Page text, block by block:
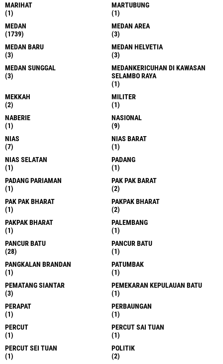
MARIHAT
(1)
MARTUBUNG
(1)
MEDAN
(1739)
MEDAN AREA
(3)
MEDAN BARU
(3)
MEDAN HELVETIA
(3)
MEDAN SUNGGAL
(3)
MEDANKERICUHAN DI KAWASAN
SELAMBO RAYA
(1)
MEKKAH
(2)
MILITER
(1)
NABERIE
(1)
NASIONAL
(9)
NIAS
(7)
NIAS BARAT
(1)
NIAS SELATAN
(1)
PADANG
(1)
PADANG PARIAMAN
(1)
PAK PAK BARAT
(2)
PAK PAK BHARAT
(1)
PAKPAK BHARAT
(2)
PAKPAK BHARAT
(1)
PALEMBANG
(1)
PANCUR BATU
(28)
PANCUR BATU
(1)
PANGKALAN BRANDAN
(1)
PATUMBAK
(1)
PEMATANG SIANTAR
(3)
PEMEKARAN KEPULAUAN BATU
(1)
PERAPAT
(1)
PERBAUNGAN
(1)
PERCUT
(1)
PERCUT SAI TUAN
(1)
PERCUT SEI TUAN
(1)
POLITIK
(2)